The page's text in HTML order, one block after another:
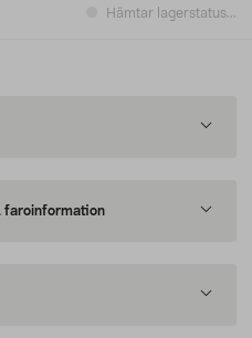
Hämtar lagerstatus...
faroinformation